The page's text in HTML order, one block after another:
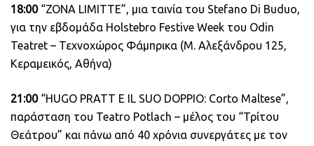
18:00“ZONA LIMITTE”, μια ταινία του Stefano Di Buduo,
για την εβδομάδα Holstebro Festive Week του Odin
Teatret – Τεχνοχώρος Φάμπρικα (Μ. Αλεξάνδρου 125,
Κεραμεικός, Αθήνα)
21:00“HUGO PRATT E IL SUO DOPPIO: Corto Maltese”,
παράσταση του Teatro Potlach – μέλος του “Τρίτου
Θεάτρου” και πάνω από 40 χρόνια συνεργάτες με τον